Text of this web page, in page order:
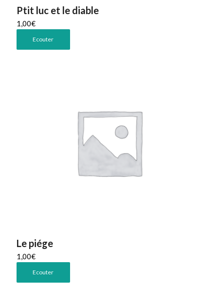
Ptit luc et le diable
1,00€
Ecouter
Le piége
1,00€
Ecouter